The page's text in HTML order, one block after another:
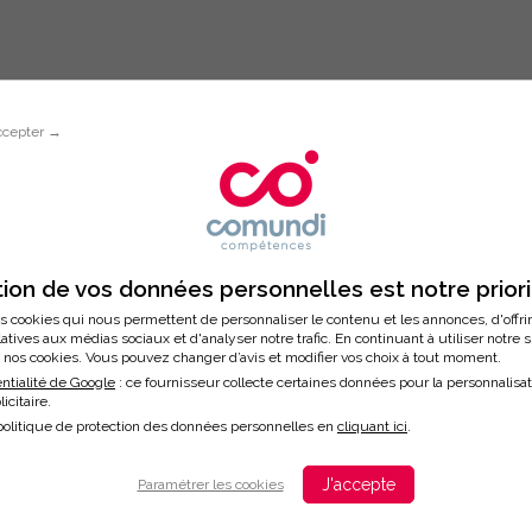
→
de vos données personnelles est notre
cookies qui nous permettent de personnaliser le contenu et les annonces,
aux médias sociaux et d'analyser notre trafic. En continuant à utiliser notre
cookies. Vous pouvez changer d’avis et modifier vos choix à tout moment.
de Google : ce fournisseur collecte certaines données pour la
de protection des données personnelles en cliquant ici.
Paramétrer les cookies J'accepte
Inscription à la formation
COMMUNIQUER AU TÉLÉPHONE